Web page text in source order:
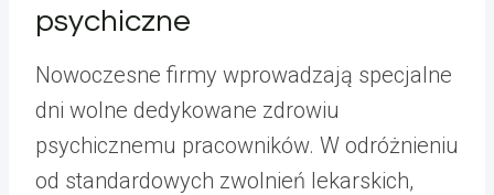
psychiczne
Nowoczesne firmy wprowadzają specjalne
dni wolne dedykowane zdrowiu
psychicznemu pracowników. W odróżnieniu
od standardowych zwolnień lekarskich,